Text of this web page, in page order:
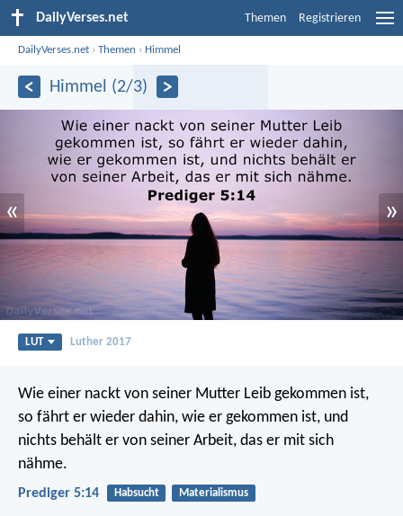
DailyVerses.net Themen Registrieren
DailyVerses.net ›Themen › Himmel
Himmel (2/3)
« »
LUT Luther 2017
Wie einer nackt von seiner Mutter Leib gekommen ist,
so fährt er wieder dahin, wie er gekommen ist, und
nichts behält er von seiner Arbeit, das er mit sich
nähme.
Prediger 5:14 Habsucht Materialismus